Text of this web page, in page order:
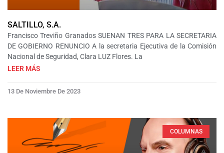
SALTILLO, S.A.
Francisco Treviño Granados SUENAN TRES PARA LA SECRETARIA
DE GOBIERNO RENUNCIO A la secretaria Ejecutiva de la Comisión
Nacional de Seguridad, Clara LUZ Flores. La
LEER MÁS
13 De Noviembre De 2023
COLUMNAS